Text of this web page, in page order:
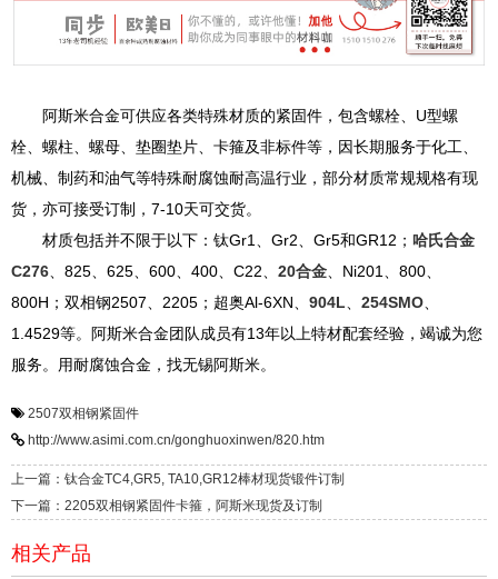
阿斯米合金可供应各类特殊材质的紧固件，包含螺栓、U型螺
栓、螺柱、螺母、垫圈垫片、卡箍及非标件等，因长期服务于化工、
机械、制药和油气等特殊耐腐蚀耐高温行业，部分材质常规规格有现
货，亦可接受订制，7-10天可交货。
材质包括并不限于以下：钛Gr1、Gr2、Gr5和GR12； 哈氏合金
C276 、825、625、600、400、C22、 20合金 、Ni201、800、
800H；双相钢2507、2205；超奥Al-6XN、 904L 254SMO
1.4529等。 阿斯米合金团队成员有13年以上特材配套经验，竭诚为您
服务。用耐腐蚀合金，找无锡阿斯米。
2507双相钢紧固件
http://www.asimi.com.cn/gonghuoxinwen/820.htm
上一篇：钛合金TC4,GR5, TA10,GR12棒材现货锻件订制
下一篇：2205双相钢紧固件卡箍，阿斯米现货及订制
相关产品